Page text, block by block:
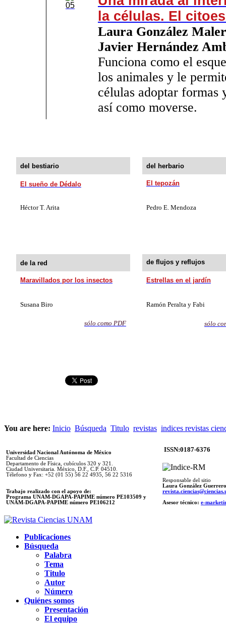
la células. El
Laura González
Javier Hernández
Funciona como el
los animales y le
células adoptar formas
así como moverse.
del bestiario del herbario
El sueño de Dédalo El tepozán
Héctor T. Arita Pedro E. Mendoza
de la red de flujos y reflujos
Maravillados por los insectos Estrellas en el jardín
Susana Biro Ramón Peralta y Fabi
sólo como PDF sólo
You are here: Inicio Búsqueda Titulo revistas indices revistas
Universidad Nacional Autónoma de México
Facultad de Ciencias
Departamento de Física, cubículos 320 y 321.
Ciudad Universitaria. México, D.F., C.P. 04510.
Télefono y Fax: +52 (01 55) 56 22 4935, 56 22 5316
Trabajo realizado con el apoyo de:
Programa UNAM-DGAPA-PAPIME número PE103509 y
UNAM-DGAPA-PAPIME número PE106212
ISSN:0187-6376
Responsable del sitio
Laura González Guerrero
Asesor técnico: e-
Publicaciones
Búsqueda
Palabra
Tema
Titulo
Autor
Número
Quiénes somos
Presentación
El equipo